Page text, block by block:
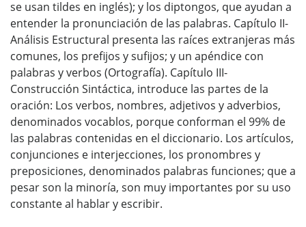
se usan tildes en inglés); y los diptongos, que ayudan a
entender la pronunciación de las palabras. Capítulo II-
Análisis Estructural presenta las raíces extranjeras más
comunes, los prefijos y sufijos; y un apéndice con
palabras y verbos (Ortografía). Capítulo III-
Construcción Sintáctica, introduce las partes de la
oración: Los verbos, nombres, adjetivos y adverbios,
denominados vocablos, porque conforman el 99% de
las palabras contenidas en el diccionario. Los artículos,
conjunciones e interjecciones, los pronombres y
preposiciones, denominados palabras funciones; que a
pesar son la minoría, son muy importantes por su uso
constante al hablar y escribir.